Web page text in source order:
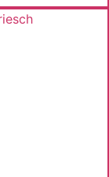
zurück.
anderem